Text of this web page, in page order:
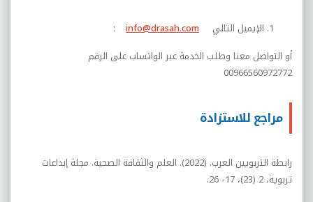
الإيميل التالي info@drasah.com
:
أو التواصل معنا وطلب الخدمة عبر الواتساب على الرقم
00966560972772
مراجع للاستزادة
رابطة التربويين العرب. (2022). العلم والثقافة الصحية. مجلة إبداعات
تربوية، 2 (23)، 17- 26.